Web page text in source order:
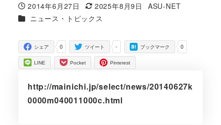
投稿日
2014年6月27日
更新日
2025年8月9日
著
ASU-NET
カテゴリー
ニュース・トピックス
0
シェア -
ツイート 0
ブックマーク
LINE Pocket Pinterest
http://mainichi.jp/select/news/20140627k
0000m040011000c.html